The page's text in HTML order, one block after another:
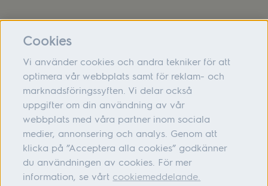
Om oss
Hjälp
Följ oss
Cookies
Vi använder cookies och andra tekniker för att
optimera vår webbplats samt för reklam- och
marknadsföringssyften. Vi delar också
uppgifter om din användning av vår
webbplats med våra partner inom sociala
medier, annonsering och analys. Genom att
klicka på ”Acceptera alla cookies” godkänner
du användningen av cookies. För mer
information, se vårt cookiemeddelande.